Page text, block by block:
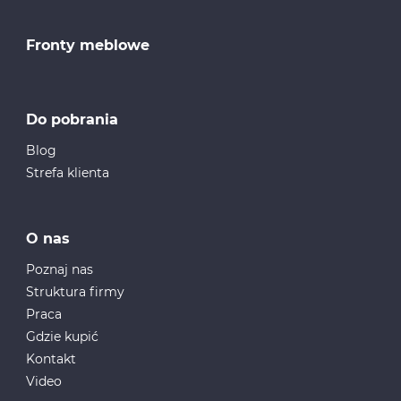
Fronty meblowe
Do pobrania
Blog
Strefa klienta
O nas
Poznaj nas
Struktura firmy
Praca
Gdzie kupić
Kontakt
Video